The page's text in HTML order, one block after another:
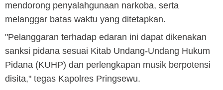
mendorong penyalahgunaan narkoba, serta
melanggar batas waktu yang ditetapkan.
"Pelanggaran terhadap edaran ini dapat dikenakan
sanksi pidana sesuai Kitab Undang-Undang Hukum
Pidana (KUHP) dan perlengkapan musik berpotensi
disita," tegas Kapolres Pringsewu.